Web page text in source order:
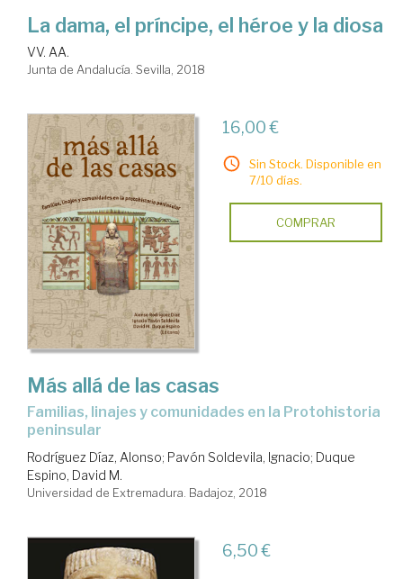
La dama, el príncipe, el héroe y la diosa
VV. AA.
Junta de Andalucía. Sevilla, 2018
16,00 €
Sin Stock. Disponible en
7/10 días.
COMPRAR
Más allá de las casas
familias, linajes y comunidades en la Protohistoria
peninsular
Rodríguez Díaz, Alonso; Pavón Soldevila, Ignacio; Duque
Espino, David M.
Universidad de Extremadura. Badajoz, 2018
6,50 €